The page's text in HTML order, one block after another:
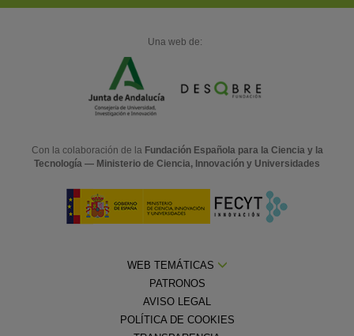
Una web de:
Con la colaboración de la Fundación Española para la Ciencia y la
Tecnología — Ministerio de Ciencia, Innovación y Universidades
WEB TEMÁTICAS
PATRONOS
AVISO LEGAL
POLÍTICA DE COOKIES